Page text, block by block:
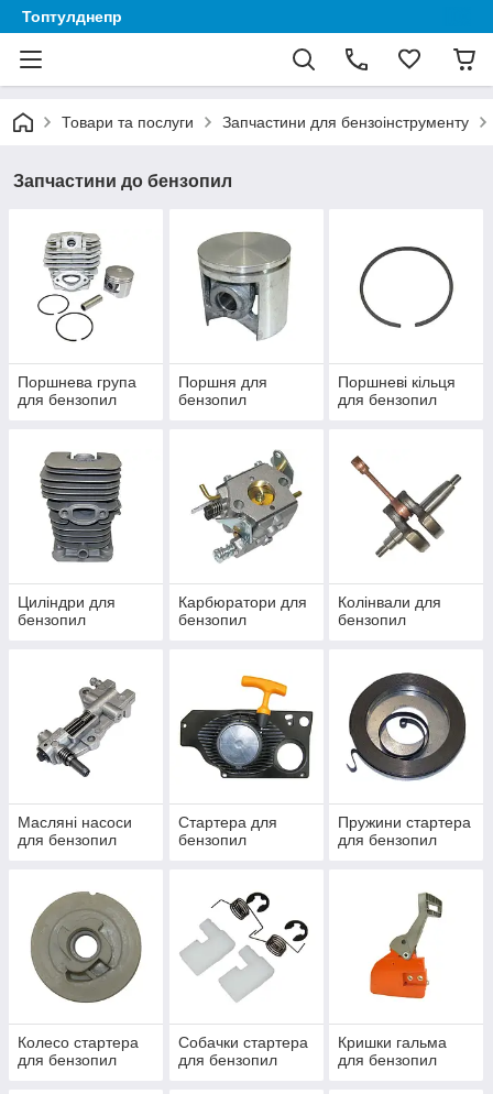
Топтулднепр
Товари та послуги Запчастини для бензоінструменту
Запчастини до бензопил
Поршнева група
для бензопил
Поршня для
бензопил
Поршневі кільця
для бензопил
Циліндри для
бензопил
Карбюратори для
бензопил
Колінвали для
бензопил
Масляні насоси
для бензопил
Стартера для
бензопил
Пружини стартера
для бензопил
Колесо стартера
для бензопил
Собачки стартера
для бензопил
Кришки гальма
для бензопил